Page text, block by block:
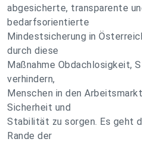
abgesicherte, transparente
bedarfsorientierte
Mindestsicherung in
durch diese
Maßnahme Obdachlosigkeit,
verhindern,
Menschen in den
Sicherheit und
Stabilität zu sorgen. Es geht
Rande der